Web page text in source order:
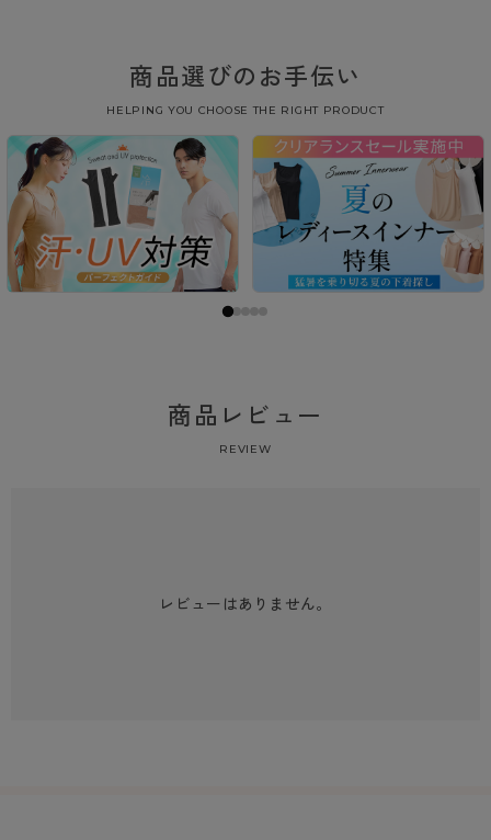
商品選びのお手伝い
HELPING YOU CHOOSE THE RIGHT PRODUCT
商品レビュー
REVIEW
レビューはありません。